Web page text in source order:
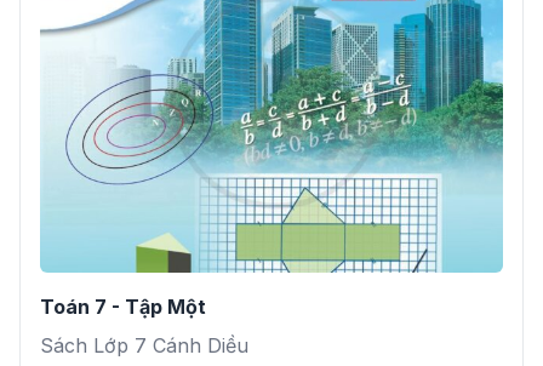
Toán 7 - Tập Một
Sách Lớp 7 Cánh Diều